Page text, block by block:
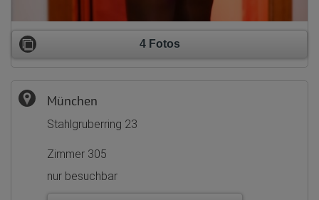
4 Fotos
München
Stahlgruberring 23
Zimmer 305
nur besuchbar